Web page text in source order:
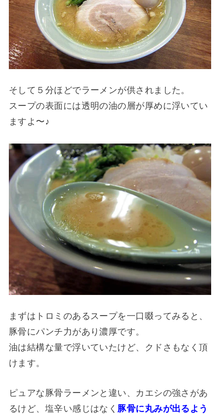
そして５分ほどでラーメンが供されました。
スープの表面には透明の油の層が厚めに浮いてい
ますよ〜♪
まずはトロミのあるスープを一口啜ってみると、
豚骨にパンチ力があり濃厚です。
油は結構な量で浮いていたけど、クドさもなく頂
けます。
ピュアな豚骨ラーメンと違い、カエシの強さがあ
るけど、塩辛い感じはなく 豚骨に丸みが出るよう